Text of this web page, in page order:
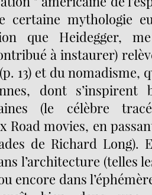
certaine mythologie
que Heidegger,
à instaurer)
13) et du nomadisme,
dont s’inspirent
(le célèbre
Road movies, en
de Richard Long).
l’architecture (telles
encore dans